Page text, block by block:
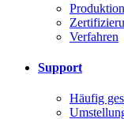
Verfahren
Support
Häufig